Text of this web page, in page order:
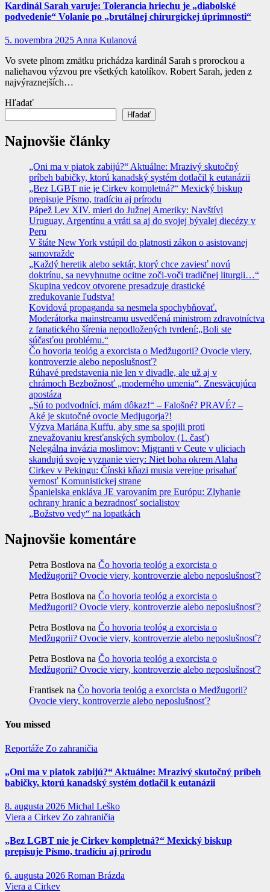
Kardinál Sarah varuje: Tolerancia hriechu je „diabolské
podvedenie“ Volanie po „brutálnej chirurgickej úprimnosti“
5. novembra 2025Anna Kulanová
Vo svete plnom zmätku prichádza kardinál Sarah s prorockou a
naliehavou výzvou pre všetkých katolíkov. Robert Sarah, jeden z
najvýraznejších…
Hľadať
Hľadať
Najnovšie články
„Oni ma v piatok zabijú?“ Aktuálne: Mrazivý skutočný
príbeh babičky, ktorú kanadský systém dotlačil k eutanázii
„Bez LGBT nie je Cirkev kompletná?“ Mexický biskup
prepisuje Písmo, tradíciu aj prírodu
Pápež Lev XIV. mieri do Južnej Ameriky: Navštívi
Uruguay, Argentínu a vráti sa aj do svojej bývalej diecézy v
Peru
V štáte New York vstúpil do platnosti zákon o asistovanej
samovražde
„Každý heretik alebo sektár, ktorý chce zaviesť novú
doktrínu, sa nevyhnutne ocitne zoči-voči tradičnej liturgii…“
Skupina vedcov otvorene presadzuje drastické
zredukovanie ľudstva!
Kovidová propaganda sa nesmela spochybňovať.
Moderátorka mainstreamu usvedčená ministrom zdravotníctva
z fanatického šírenia nepodložených tvrdení:„Boli ste
súčasťou problému.“
Čo hovoria teológ a exorcista o Medžugorii? Ovocie viery,
kontroverzie alebo neposlušnosť?
Rúhavé predstavenia nie len v divadle, ale už aj v
chrámoch Bezbožnosť „moderného umenia“. Znesväcujúca
apostáza
„Sú to podvodníci, mám dôkaz!“ – Falošné? PRAVÉ? –
Aké je skutočné ovocie Medjugorja?!
Výzva Mariána Kuffu, aby sme sa spojili proti
znevažovaniu kresťanských symbolov (1. časť)
Nelegálna invázia moslimov: Migranti v Ceute v uliciach
skandujú svoje vyznanie viery: Niet boha okrem Alaha
Cirkev v Pekingu: Čínski kňazi musia verejne prisahať
vernosť Komunistickej strane
Španielska enkláva JE varovaním pre Európu: Zlyhanie
ochrany hraníc a bezradnosť socialistov
„Božstvo vedy“ na lopatkách
Najnovšie komentáre
Petra Bostlova na Čo hovoria teológ a exorcista o
Medžugorii? Ovocie viery, kontroverzie alebo neposlušnosť?
Petra Bostlova na Čo hovoria teológ a exorcista o
Medžugorii? Ovocie viery, kontroverzie alebo neposlušnosť?
Petra Bostlova na Čo hovoria teológ a exorcista o
Medžugorii? Ovocie viery, kontroverzie alebo neposlušnosť?
Petra Bostlova na Čo hovoria teológ a exorcista o
Medžugorii? Ovocie viery, kontroverzie alebo neposlušnosť?
Frantisek na Čo hovoria teológ a exorcista o Medžugorii?
Ovocie viery, kontroverzie alebo neposlušnosť?
You missed
Reportáže Zo zahraničia
„Oni ma v piatok zabijú?“ Aktuálne: Mrazivý skutočný príbeh
babičky, ktorú kanadský systém dotlačil k eutanázii
8. augusta 2026 Michal Leško
Viera a Cirkev Zo zahraničia
„Bez LGBT nie je Cirkev kompletná?“ Mexický biskup
prepisuje Písmo, tradíciu aj prírodu
6. augusta 2026 Roman Brázda
Viera a Cirkev